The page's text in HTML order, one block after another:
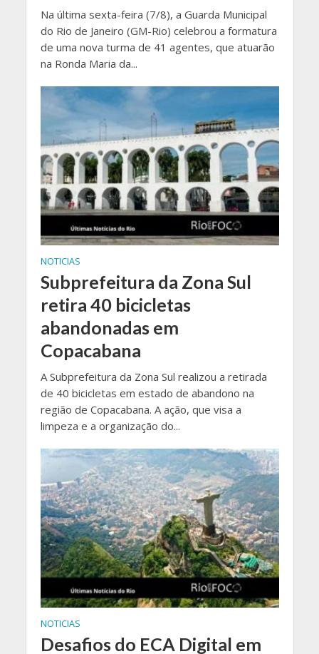
Na última sexta-feira (7/8), a Guarda Municipal
do Rio de Janeiro (GM-Rio) celebrou a formatura
de uma nova turma de 41 agentes, que atuarão
na Ronda Maria da...
NOTICIAS
Subprefeitura da Zona Sul
retira 40 bicicletas
abandonadas em
Copacabana
A Subprefeitura da Zona Sul realizou a retirada
de 40 bicicletas em estado de abandono na
região de Copacabana. A ação, que visa a
limpeza e a organização do...
NOTICIAS
Desafios do ECA Digital em